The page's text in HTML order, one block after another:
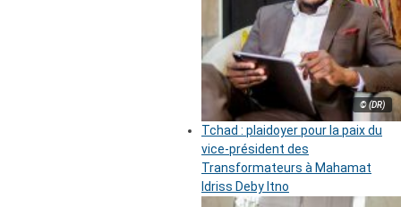
© (DR)
Tchad : plaidoyer pour la paix du
vice-président des
Transformateurs à Mahamat
Idriss Deby Itno